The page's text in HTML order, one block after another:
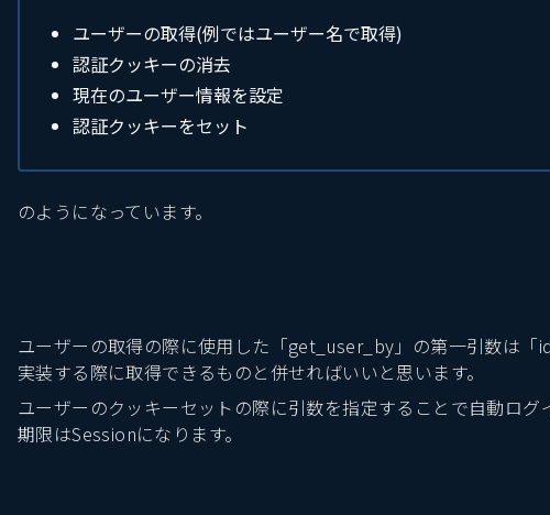
ユーザーの取得(例ではユーザー名で取得)
認証クッキーの消去
現在のユーザー情報を設定
認証クッキーをセット
のようになっています。
ユーザーの取得の際に使用した「get_user_by」の第一引数は
実装する際に取得できるものと併せればいいと思います。
ユーザーのクッキーセットの際に引数を指定することで自動ロ
期限はSessionになります。